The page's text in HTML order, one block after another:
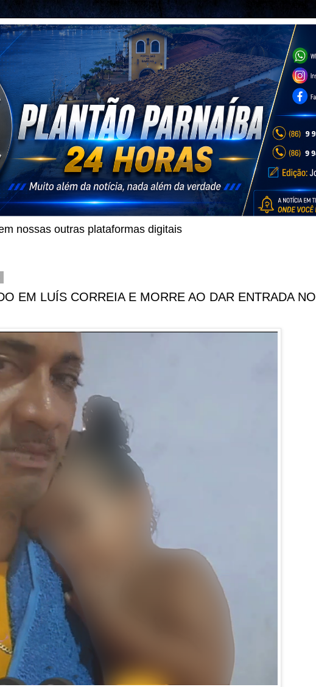
nossas outras plataformas digitais
EM LUÍS CORREIA E MORRE AO DAR ENTRADA NO